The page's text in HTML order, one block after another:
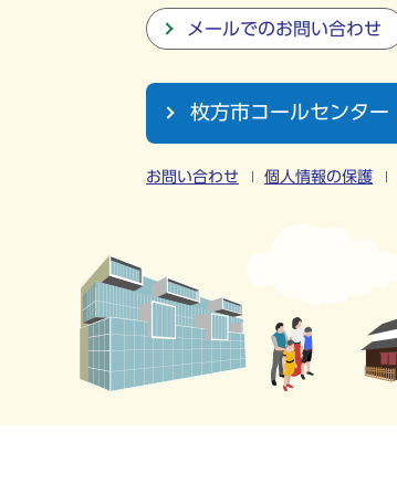
メールでのお問い合わせ
枚方市コールセンター
お問い合わせ 個人情報の保護